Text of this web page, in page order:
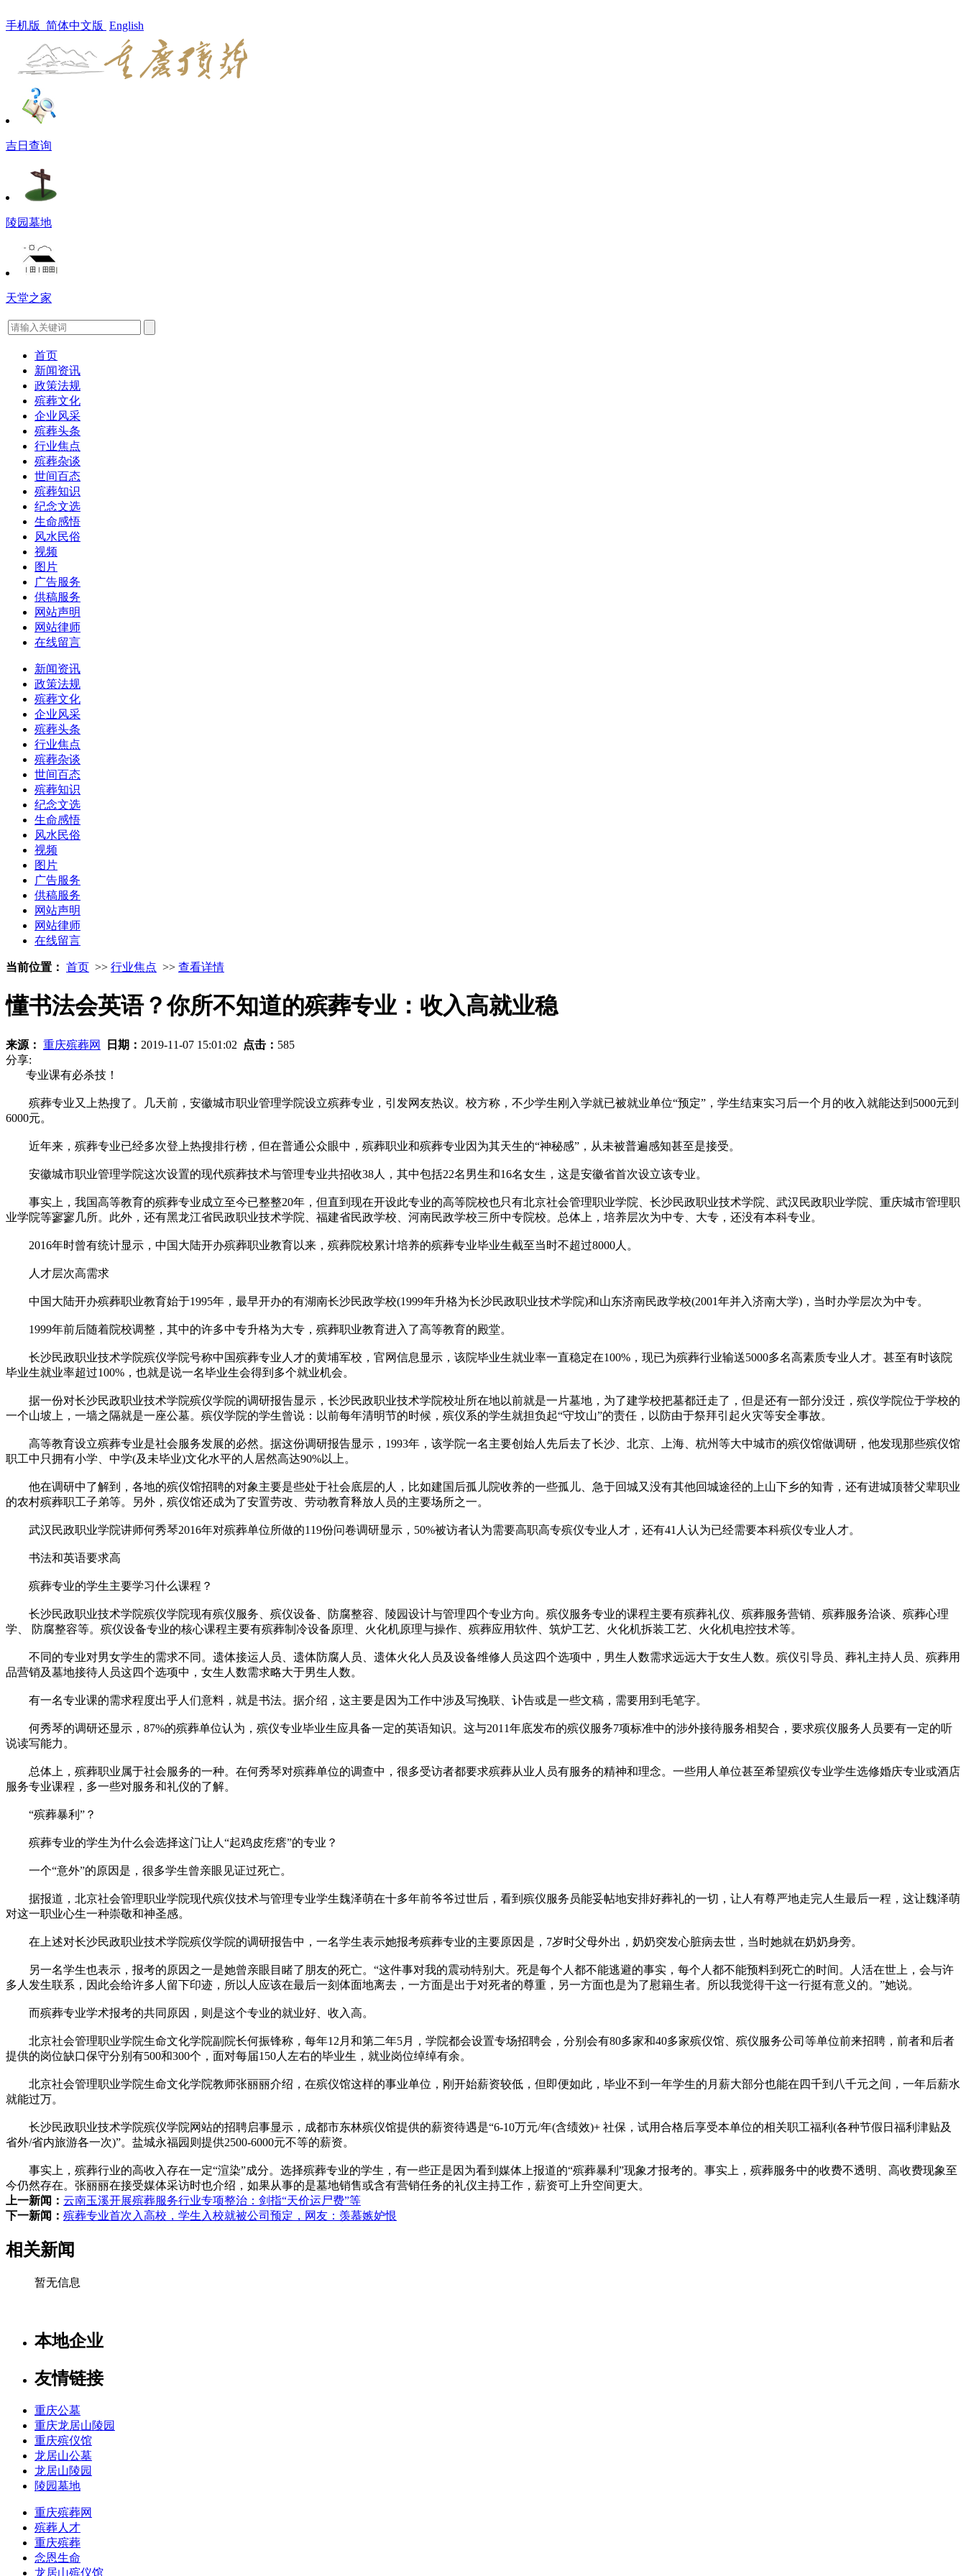
手机版 简体中文版 English
吉日查询
陵园墓地
天堂之家
首页
新闻资讯
政策法规
殡葬文化
企业风采
殡葬头条
行业焦点
殡葬杂谈
世间百态
殡葬知识
纪念文选
生命感悟
风水民俗
视频
图片
广告服务
供稿服务
网站声明
网站律师
在线留言
新闻资讯
政策法规
殡葬文化
企业风采
殡葬头条
行业焦点
殡葬杂谈
世间百态
殡葬知识
纪念文选
生命感悟
风水民俗
视频
图片
广告服务
供稿服务
网站声明
网站律师
在线留言
当前位置： 首页 >> 行业焦点 >> 查看详情
懂书法会英语？你所不知道的殡葬专业：收入高就业稳
来源： 重庆殡葬网 日期： 2019-11-07 15:01:02 点击： 585
分享:
专业课有必杀技！
殡葬专业又上热搜了。几天前，安徽城市职业管理学院设立殡葬专业，引发网友热议。校方称，不少学生刚入学就已被就业单位“预定”，学生结束实习后一个月的收入就能达到5000元到
6000元。
近年来，殡葬专业已经多次登上热搜排行榜，但在普通公众眼中，殡葬职业和殡葬专业因为其天生的“神秘感”，从未被普遍感知甚至是接受。
安徽城市职业管理学院这次设置的现代殡葬技术与管理专业共招收38人，其中包括22名男生和16名女生，这是安徽省首次设立该专业。
事实上，我国高等教育的殡葬专业成立至今已整整20年，但直到现在开设此专业的高等院校也只有北京社会管理职业学院、长沙民政职业技术学院、武汉民政职业学院、重庆城市管理职
业学院等寥寥几所。此外，还有黑龙江省民政职业技术学院、福建省民政学校、河南民政学校三所中专院校。总体上，培养层次为中专、大专，还没有本科专业。
2016年时曾有统计显示，中国大陆开办殡葬职业教育以来，殡葬院校累计培养的殡葬专业毕业生截至当时不超过8000人。
人才层次高需求
中国大陆开办殡葬职业教育始于1995年，最早开办的有湖南长沙民政学校(1999年升格为长沙民政职业技术学院)和山东济南民政学校(2001年并入济南大学)，当时办学层次为中专。
1999年前后随着院校调整，其中的许多中专升格为大专，殡葬职业教育进入了高等教育的殿堂。
长沙民政职业技术学院殡仪学院号称中国殡葬专业人才的黄埔军校，官网信息显示，该院毕业生就业率一直稳定在100%，现已为殡葬行业输送5000多名高素质专业人才。甚至有时该院
毕业生就业率超过100%，也就是说一名毕业生会得到多个就业机会。
据一份对长沙民政职业技术学院殡仪学院的调研报告显示，长沙民政职业技术学院校址所在地以前就是一片墓地，为了建学校把墓都迁走了，但是还有一部分没迁，殡仪学院位于学校的
一个山坡上，一墙之隔就是一座公墓。殡仪学院的学生曾说：以前每年清明节的时候，殡仪系的学生就担负起“守坟山”的责任，以防由于祭拜引起火灾等安全事故。
高等教育设立殡葬专业是社会服务发展的必然。据这份调研报告显示，1993年，该学院一名主要创始人先后去了长沙、北京、上海、杭州等大中城市的殡仪馆做调研，他发现那些殡仪馆
职工中只拥有小学、中学(及未毕业)文化水平的人居然高达90%以上。
他在调研中了解到，各地的殡仪馆招聘的对象主要是些处于社会底层的人，比如建国后孤儿院收养的一些孤儿、急于回城又没有其他回城途径的上山下乡的知青，还有进城顶替父辈职业
的农村殡葬职工子弟等。另外，殡仪馆还成为了安置劳改、劳动教育释放人员的主要场所之一。
武汉民政职业学院讲师何秀琴2016年对殡葬单位所做的119份问卷调研显示，50%被访者认为需要高职高专殡仪专业人才，还有41人认为已经需要本科殡仪专业人才。
书法和英语要求高
殡葬专业的学生主要学习什么课程？
长沙民政职业技术学院殡仪学院现有殡仪服务、殡仪设备、防腐整容、陵园设计与管理四个专业方向。殡仪服务专业的课程主要有殡葬礼仪、殡葬服务营销、殡葬服务洽谈、殡葬心理
学、 防腐整容等。殡仪设备专业的核心课程主要有殡葬制冷设备原理、火化机原理与操作、殡葬应用软件、筑炉工艺、火化机拆装工艺、火化机电控技术等。
不同的专业对男女学生的需求不同。遗体接运人员、遗体防腐人员、遗体火化人员及设备维修人员这四个选项中，男生人数需求远远大于女生人数。殡仪引导员、葬礼主持人员、殡葬用
品营销及墓地接待人员这四个选项中，女生人数需求略大于男生人数。
有一名专业课的需求程度出乎人们意料，就是书法。据介绍，这主要是因为工作中涉及写挽联、讣告或是一些文稿，需要用到毛笔字。
何秀琴的调研还显示，87%的殡葬单位认为，殡仪专业毕业生应具备一定的英语知识。这与2011年底发布的殡仪服务7项标准中的涉外接待服务相契合，要求殡仪服务人员要有一定的听
说读写能力。
总体上，殡葬职业属于社会服务的一种。在何秀琴对殡葬单位的调查中，很多受访者都要求殡葬从业人员有服务的精神和理念。一些用人单位甚至希望殡仪专业学生选修婚庆专业或酒店
服务专业课程，多一些对服务和礼仪的了解。
“殡葬暴利”？
殡葬专业的学生为什么会选择这门让人“起鸡皮疙瘩”的专业？
一个“意外”的原因是，很多学生曾亲眼见证过死亡。
据报道，北京社会管理职业学院现代殡仪技术与管理专业学生魏泽萌在十多年前爷爷过世后，看到殡仪服务员能妥帖地安排好葬礼的一切，让人有尊严地走完人生最后一程，这让魏泽萌
对这一职业心生一种崇敬和神圣感。
在上述对长沙民政职业技术学院殡仪学院的调研报告中，一名学生表示她报考殡葬专业的主要原因是，7岁时父母外出，奶奶突发心脏病去世，当时她就在奶奶身旁。
另一名学生也表示，报考的原因之一是她曾亲眼目睹了朋友的死亡。“这件事对我的震动特别大。死是每个人都不能逃避的事实，每个人都不能预料到死亡的时间。人活在世上，会与许
多人发生联系，因此会给许多人留下印迹，所以人应该在最后一刻体面地离去，一方面是出于对死者的尊重，另一方面也是为了慰籍生者。所以我觉得干这一行挺有意义的。”她说。
而殡葬专业学术报考的共同原因，则是这个专业的就业好、收入高。
北京社会管理职业学院生命文化学院副院长何振锋称，每年12月和第二年5月，学院都会设置专场招聘会，分别会有80多家和40多家殡仪馆、殡仪服务公司等单位前来招聘，前者和后者
提供的岗位缺口保守分别有500和300个，面对每届150人左右的毕业生，就业岗位绰绰有余。
北京社会管理职业学院生命文化学院教师张丽丽介绍，在殡仪馆这样的事业单位，刚开始薪资较低，但即便如此，毕业不到一年学生的月薪大部分也能在四千到八千元之间，一年后薪水
就能过万。
长沙民政职业技术学院殡仪学院网站的招聘启事显示，成都市东林殡仪馆提供的薪资待遇是“6-10万元/年(含绩效)+ 社保，试用合格后享受本单位的相关职工福利(各种节假日福利津贴及
省外/省内旅游各一次)”。盐城永福园则提供2500-6000元不等的薪资。
事实上，殡葬行业的高收入存在一定“渲染”成分。选择殡葬专业的学生，有一些正是因为看到媒体上报道的“殡葬暴利”现象才报考的。事实上，殡葬服务中的收费不透明、高收费现象至
今仍然存在。张丽丽在接受媒体采访时也介绍，如果从事的是墓地销售或含有营销任务的礼仪主持工作，薪资可上升空间更大。
上一新闻： 云南玉溪开展殡葬服务行业专项整治：剑指“天价运尸费”等
下一新闻： 殡葬专业首次入高校，学生入校就被公司预定，网友：羡慕嫉妒恨
相关新闻
暂无信息
本地企业
友情链接
重庆公墓
重庆龙居山陵园
重庆殡仪馆
龙居山公墓
龙居山陵园
陵园墓地
重庆殡葬网
殡葬人才
重庆殡葬
念恩生命
龙居山殡仪馆